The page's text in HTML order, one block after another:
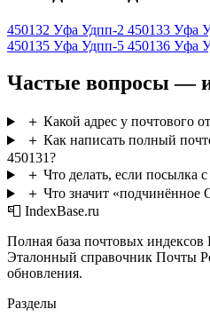
450132 Уфа Удпп-2 450133 Уфа
450135 Уфа Удпп-5 450136 Уфа
Частые вопросы —
＋ Какой адрес у почтового
＋ Как написать полный
450131?
＋ Что делать, если посылка
＋ Что значит «подчинённое
📮 IndexBase.ru
Полная база почтовых
Эталонный справочник Почты
обновления.
Разделы